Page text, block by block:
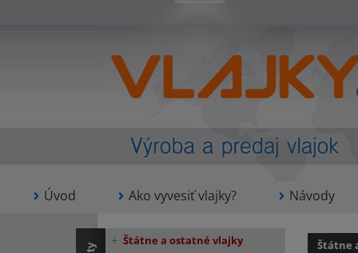
Úvod Ako vyvesiť vlajky? Návody
Štátne
Štátne a ostatné vlajky